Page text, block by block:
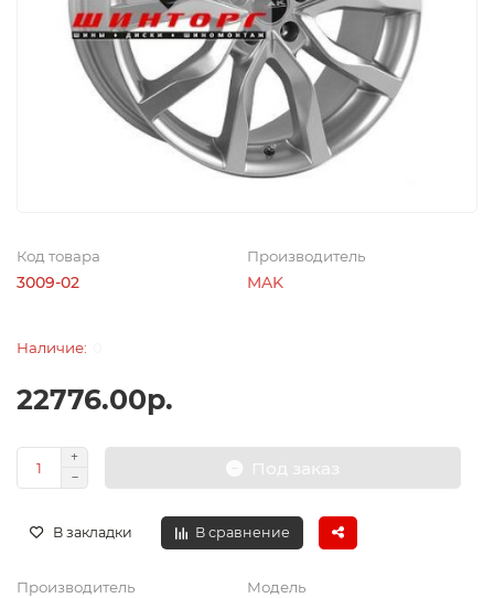
Код товара
3009-02
Производитель
MAK
22776.00р.
В закладки В сравнение
Производитель Модель